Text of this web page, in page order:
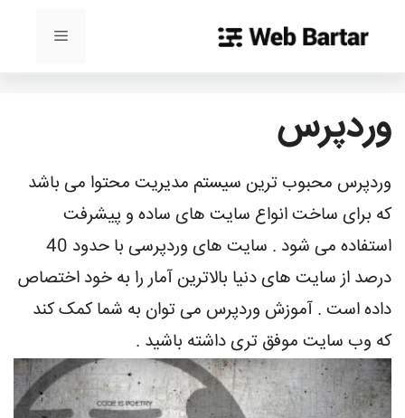
فهرست
وردپرس
وردپرس محبوب ترین سیستم مدیریت محتوا می باشد
که برای ساخت انواع سایت های ساده و پیشرفت
استفاده می شود . سایت های وردپرسی با حدود 40
درصد از سایت های دنیا بالاترین آمار را به خود اختصاص
داده است . آموزش وردپرس می توان به شما کمک کند
که وب سایت موفق تری داشته باشید .